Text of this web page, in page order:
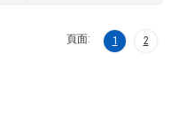
頁面: 1 2